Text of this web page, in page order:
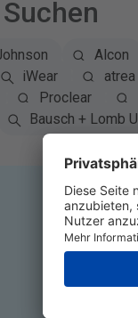
Alcon
iWear atrea
Proclear
Bausch + Lomb